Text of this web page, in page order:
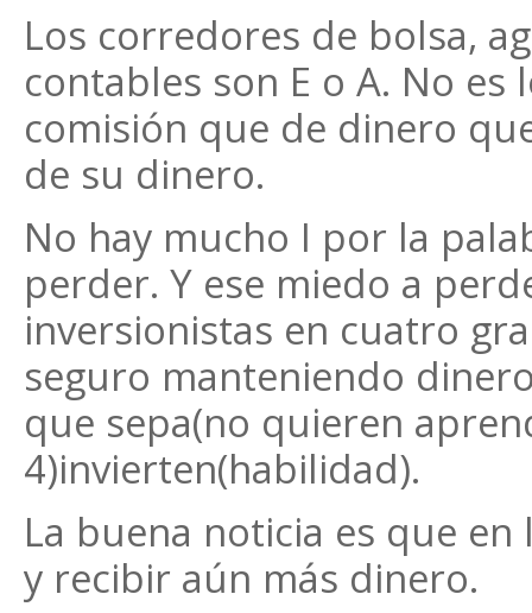
Los corredores de bolsa,
contables son E o A. No
comisión que de dinero
de su dinero.
No hay mucho I por la
perder. Y ese miedo a
inversionistas en cuatro
seguro manteniendo
que sepa(no quieren
4)invierten(habilidad).
La buena noticia es que
y recibir aún más dinero.